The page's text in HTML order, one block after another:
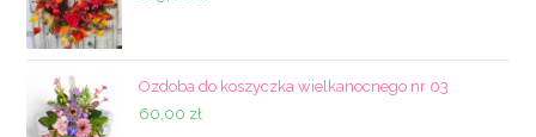
Ozdoba do koszyczka wielkanocnego nr 03
60,00 zł